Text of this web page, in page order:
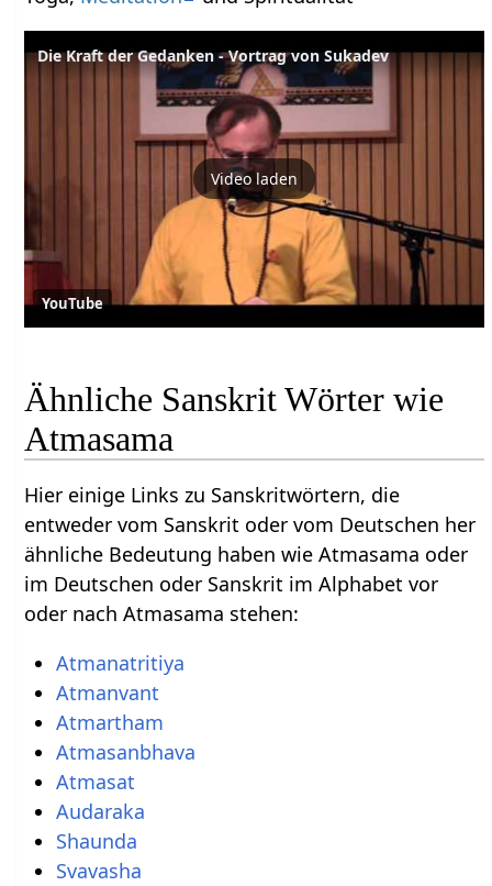
Die Kraft der Gedanken - Vortrag von Sukadev
Video laden
YouTube
Ähnliche Sanskrit Wörter wie
Atmasama
Hier einige Links zu Sanskritwörtern, die
entweder vom Sanskrit oder vom Deutschen her
ähnliche Bedeutung haben wie Atmasama oder
im Deutschen oder Sanskrit im Alphabet vor
oder nach Atmasama stehen:
Atmanatritiya
Atmanvant
Atmartham
Atmasanbhava
Atmasat
Audaraka
Shaunda
Svavasha